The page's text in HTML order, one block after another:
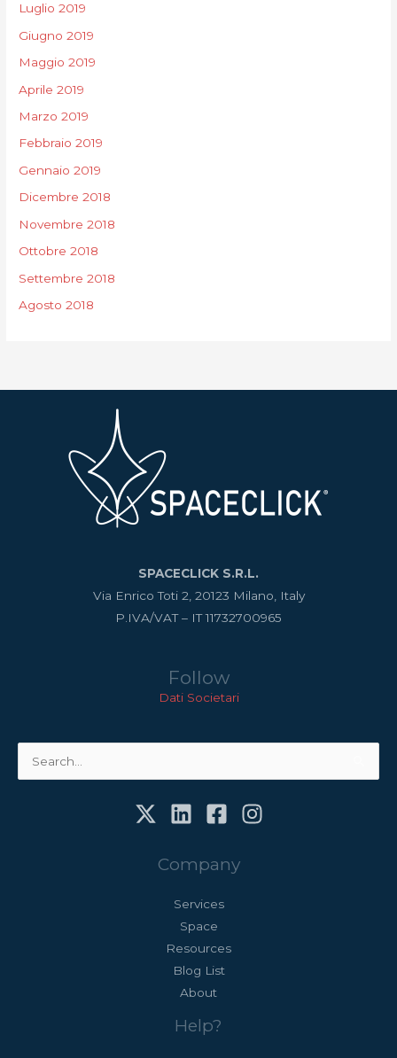
Luglio 2019
Giugno 2019
Maggio 2019
Aprile 2019
Marzo 2019
Febbraio 2019
Gennaio 2019
Dicembre 2018
Novembre 2018
Ottobre 2018
Settembre 2018
Agosto 2018
SPACECLICK S.R.L.
Via Enrico Toti 2, 20123 Milano, Italy
P.IVA/VAT – IT 11732700965
Follow
Dati Societari
Cerca:
Company
Services
Space
Resources
Blog List
About
Help?